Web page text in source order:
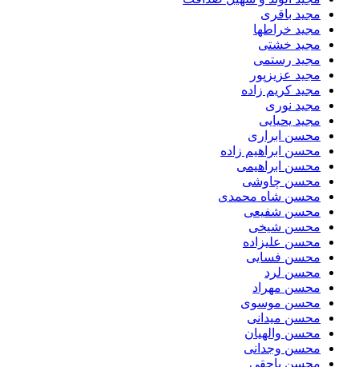
مجید باقری
مجید خراطها
مجید خشتی
مجید رستمی
مجید عزیزپور
مجید کریم زاده
مجید نوری
مجید یحیایی
محسن ابراری
محسن ابراهیم زاده
محسن ابراهیمی
محسن چاوشی
محسن شاه محمدی
محسن شفیعی
محسن شیخی
محسن علیزاده
محسن فسایی
محسن لرد
محسن مهراد
محسن موسوی
محسن میدانی
محسن والهیان
محسن وجدانی
محسن یاحقی